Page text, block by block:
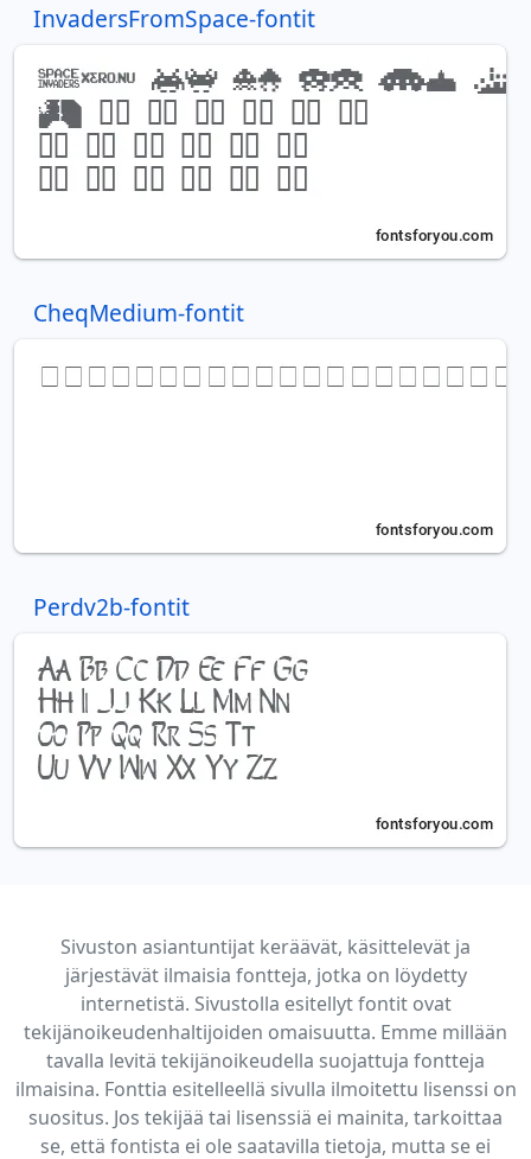
InvadersFromSpace-fontit
CheqMedium-fontit
Perdv2b-fontit
Sivuston asiantuntijat keräävät, käsittelevät ja
järjestävät ilmaisia fontteja, jotka on löydetty
internetistä. Sivustolla esitellyt fontit ovat
tekijänoikeudenhaltijoiden omaisuutta. Emme millään
tavalla levitä tekijänoikeudella suojattuja fontteja
ilmaisina. Fonttia esitelleellä sivulla ilmoitettu lisenssi on
suositus. Jos tekijää tai lisenssiä ei mainita, tarkoittaa
se, että fontista ei ole saatavilla tietoja, mutta se ei